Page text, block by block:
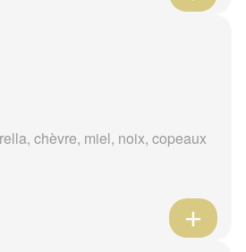
chèvre, miel, noix, copeaux